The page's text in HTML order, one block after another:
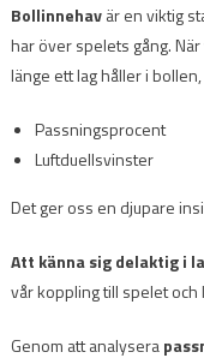
Bollinnehavär en viktig
har över spelets gång.
länge ett lag håller i
Passningsprocent
Luftduellsvinster
Det ger oss en djupare
Att känna sig delaktig i
vår koppling till spelet och
Genom att analysera